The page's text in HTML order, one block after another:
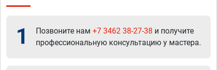
1 Позвоните нам +7 3462 38-27-38 и получите
профессиональную консультацию у мастера.